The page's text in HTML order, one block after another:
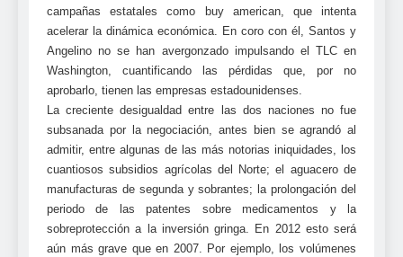
campañas estatales como buy american, que intenta
acelerar la dinámica económica. En coro con él, Santos y
Angelino no se han avergonzado impulsando el TLC en
Washington, cuantificando las pérdidas que, por no
aprobarlo, tienen las empresas estadounidenses.
La creciente desigualdad entre las dos naciones no fue
subsanada por la negociación, antes bien se agrandó al
admitir, entre algunas de las más notorias iniquidades, los
cuantiosos subsidios agrícolas del Norte; el aguacero de
manufacturas de segunda y sobrantes; la prolongación del
periodo de las patentes sobre medicamentos y la
sobreprotección a la inversión gringa. En 2012 esto será
aún más grave que en 2007. Por ejemplo, los volúmenes